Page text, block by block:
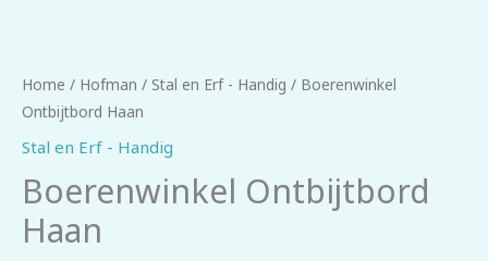
Home / Hofman / Stal en Erf - Handig / Boerenwinkel
Ontbijtbord Haan
Stal en Erf - Handig
Boerenwinkel Ontbijtbord
Haan